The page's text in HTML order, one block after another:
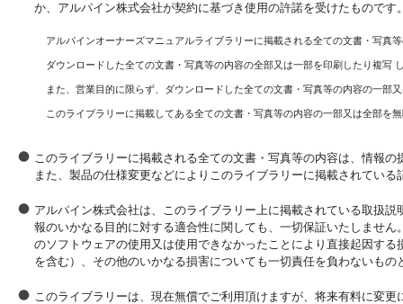
か、アルパイン株式会社が契約に基づき使用の許諾を受けたもので
アルパインオーナーズマニュアルライブラリーに掲載される全ての文書・写真
ダウンロードした全ての文書・写真等の内容の全部又は一部を印刷したり複写
また、営業目的に限らず、ダウンロードした全ての文書・写真等の内容の一
このライブラリーに掲載してある全ての文書・写真等の内容の一部又は全部を
このライブラリーに掲載される全ての文書・写真等の内容は、情報
また、製品の仕様変更などによりこのライブラリーに掲載されてい
アルパイン株式会社は、このライブラリー上に掲載されている取扱
報のいかなる目的に対する適合性に関しても、一切保証いたしませ
のソフトウェアの使用又は使用できなかったことにより直接起因す
を含む）、その他のいかなる損害についても一切責任を負わないもの
このライブラリーは、現在無償でご利用頂けますが、将来有料に変